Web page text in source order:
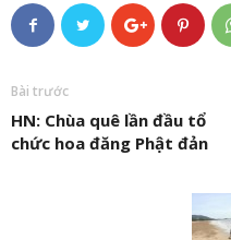
Bài trước
HN: Chùa quê lần đầu tổ
chức hoa đăng Phật đản